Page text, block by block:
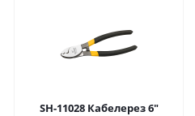
SH-11028 Кабелерез 6"